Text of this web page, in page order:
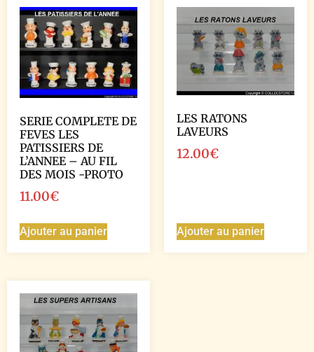
SERIE COMPLETE DE
FEVES LES
PATISSIERS DE
L’ANNEE – AU FIL
DES MOIS -PROTO
11.00€
Ajouter au panier
LES RATONS
LAVEURS
12.00€
Ajouter au panier